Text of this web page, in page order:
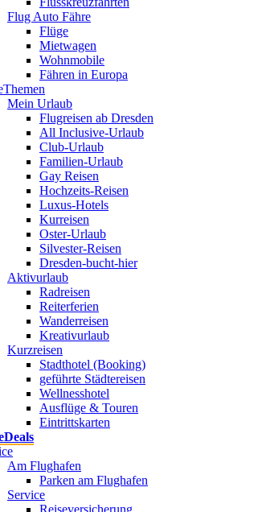
Flug Auto Fähre
Flüge
Mietwagen
Wohnmobile
Fähren in Europa
Mein Urlaub
Flugreisen ab Dresden
All Inclusive-Urlaub
Club-Urlaub
Familien-Urlaub
Gay Reisen
Hochzeits-Reisen
Luxus-Hotels
Kurreisen
Oster-Urlaub
Silvester-Reisen
Dresden-bucht-hier
Aktivurlaub
Radreisen
Reiterferien
Wanderreisen
Kreativurlaub
Kurzreisen
Stadthotel (Booking)
geführte Städtereisen
Wellnesshotel
Ausflüge & Touren
Eintrittskarten
Am Flughafen
Parken am Flughafen
Service
Reiseversicherung